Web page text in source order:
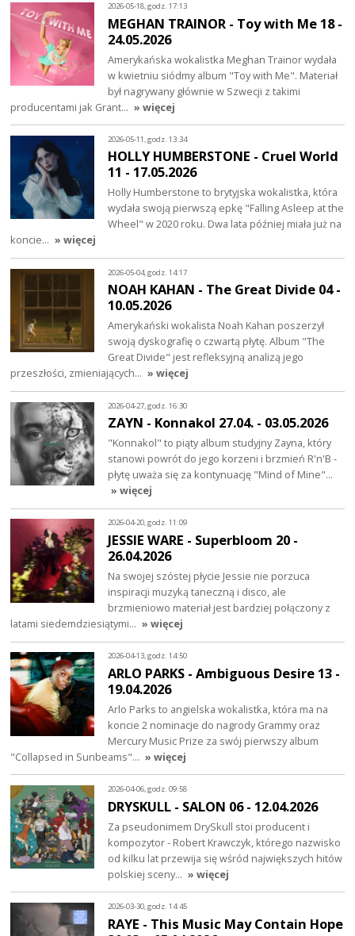
2026-05-18, godz. 17:13
MEGHAN TRAINOR - Toy with Me 18 -
24.05.2026
Amerykańska wokalistka Meghan Trainor wydała
w kwietniu siódmy album "Toy with Me". Materiał
był nagrywany głównie w Szwecji z takimi
producentami jak Grant… » więcej
2026-05-11, godz. 13:34
HOLLY HUMBERSTONE - Cruel World
11 - 17.05.2026
Holly Humberstone to brytyjska wokalistka, która
wydała swoją pierwszą epkę "Falling Asleep at the
Wheel" w 2020 roku. Dwa lata później miała już na
koncie… » więcej
2026-05-04, godz. 14:17
NOAH KAHAN - The Great Divide 04 -
10.05.2026
Amerykański wokalista Noah Kahan poszerzył
swoją dyskografię o czwartą płytę. Album "The
Great Divide" jest refleksyjną analizą jego
przeszłości, zmieniających… » więcej
2026-04-27, godz. 16:30
ZAYN - Konnakol 27.04. - 03.05.2026
"Konnakol" to piąty album studyjny Zayna, który
stanowi powrót do jego korzeni i brzmień R'n'B -
płytę uważa się za kontynuację "Mind of Mine"…
» więcej
2026-04-20, godz. 11:09
JESSIE WARE - Superbloom 20 -
26.04.2026
Na swojej szóstej płycie Jessie nie porzuca
inspiracji muzyką taneczną i disco, ale
brzmieniowo materiał jest bardziej połączony z
latami siedemdziesiątymi… » więcej
2026-04-13, godz. 14:50
ARLO PARKS - Ambiguous Desire 13 -
19.04.2026
Arlo Parks to angielska wokalistka, która ma na
koncie 2 nominacje do nagrody Grammy oraz
Mercury Music Prize za swój pierwszy album
"Collapsed in Sunbeams"… » więcej
2026-04-06, godz. 09:58
DRYSKULL - SALON 06 - 12.04.2026
Za pseudonimem DrySkull stoi producent i
kompozytor - Robert Krawczyk, którego nazwisko
od kilku lat przewija się wśród największych hitów
polskiej sceny… » więcej
2026-03-30, godz. 14:45
RAYE - This Music May Contain Hope